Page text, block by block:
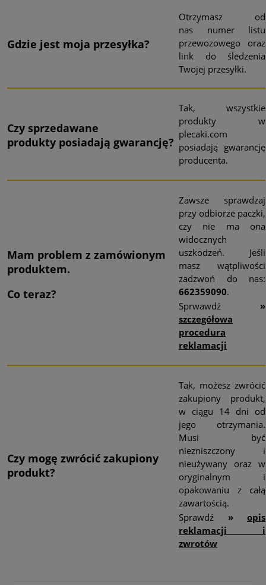
Gdzie jest moja przesyłka?
Otrzymasz od
nas numer listu
przewozowego oraz
link do śledzenia
Twojej przesyłki.
Czy sprzedawane
produkty posiadają gwarancję?
Tak, wszystkie
produkty w
plecaki.com
posiadają gwarancję
producenta.
Mam problem z zamówionym
produktem.
Co teraz?
Zawsze sprawdzaj
przy odbiorze paczki,
czy nie ma ona
widocznych
uszkodzeń. Jeśli
masz wątpliwości
zadzwoń do nas:
662359090.
Sprwawdź »
szczegółowa
procedura
reklamacji
Czy mogę zwrócić zakupiony
produkt?
Tak, możesz zwrócić
zakupiony produkt,
w ciągu 14 dni od
jego otrzymania.
Musi być
niezniszczony i
nieużywany oraz w
oryginalnym i
opakowaniu z całą
zawartością.
Sprawdź » opis
reklamacji i
zwrotów